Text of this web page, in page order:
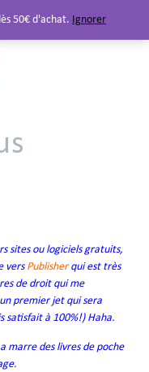
sites ou logiciels gratuits,
vers Publisherqui est très
de droit qui me
premier jet qui sera
satisfait à 100%!) Haha.
marre des livres de poche
50€ d'achat. Ignorer